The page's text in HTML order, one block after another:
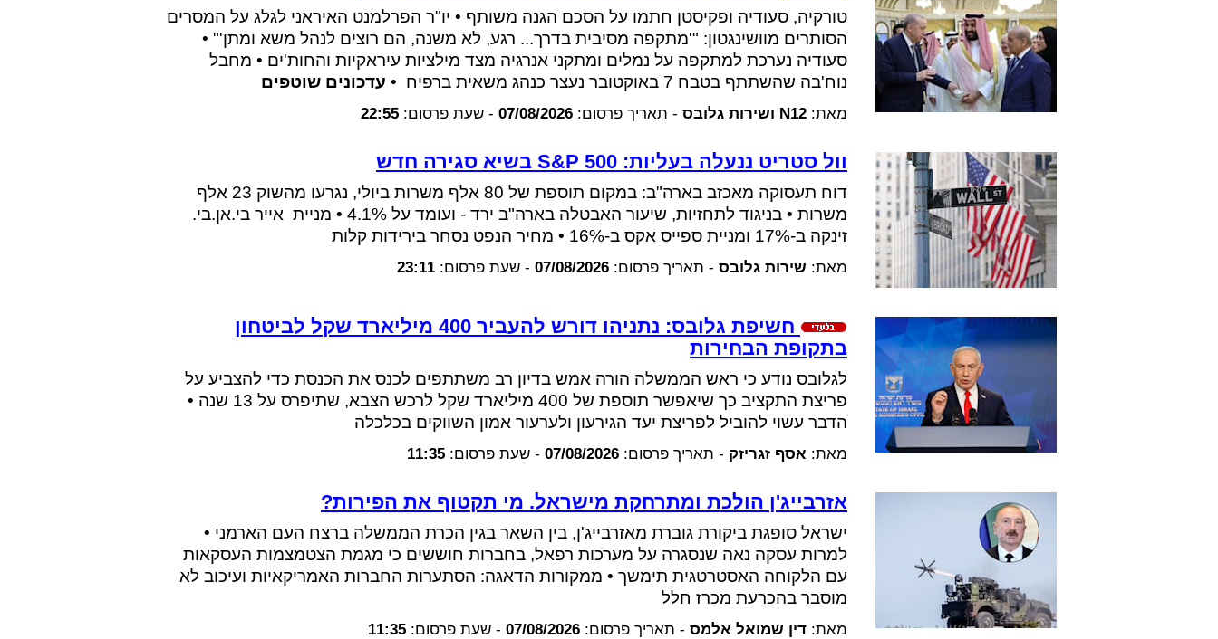
טורקיה, סעודיה ופקיסטן חתמו על הסכם הגנה משותף • יו"ר הפרלמנט האיראני לגלג על המסרים
הסותרים מוושינגטון: "'מתקפה מסיבית בדרך... רגע, לא משנה, הם רוצים לנהל משא ומתן'" •
סעודיה נערכת למתקפה על נמלים ומתקני אנרגיה מצד מילציות עיראקיות והחות'ים • מחבל
נוח'בה שהשתתף בטבח 7 באוקטובר נעצר כנהג משאית ברפיח •
עדכונים שוטפים
מאת: N12 ושירות גלובס - תאריך פרסום: 07/08/2026
- שעת פרסום: 22:55
וול סטריט ננעלה בעליות: S&P 500 בשיא סגירה חדש
דוח תעסוקה מאכזב בארה"ב: במקום תוספת של 80 אלף משרות ביולי, נגרעו מהשוק 23 אלף
משרות • בניגוד לתחזיות, שיעור האבטלה בארה"ב ירד - ועומד על 4.1% • מניית אייר בי.אן.בי.
זינקה ב-17% ומניית ספייס אקס ב-16% • מחיר הנפט נסחר בירידות קלות
מאת: שירות גלובס - תאריך פרסום: 07/08/2026
- שעת פרסום: 23:11
חשיפת גלובס: נתניהו דורש להעביר 400 מיליארד שקל לביטחון
בתקופת הבחירות
לגלובס נודע כי ראש הממשלה הורה אמש בדיון רב משתתפים לכנס את הכנסת כדי להצביע על
פריצת התקציב כך שיאפשר תוספת של 400 מיליארד שקל לרכש הצבא, שתיפרס על 13 שנה •
הדבר עשוי להוביל לפריצת יעד הגירעון ולערעור אמון השווקים בכלכלה
מאת: אסף זגריזק - תאריך פרסום: 07/08/2026
- שעת פרסום: 11:35
אזרבייג'ן הולכת ומתרחקת מישראל. מי תקטוף את הפירות?
ישראל סופגת ביקורת גוברת מאזרבייג'ן, בין השאר בגין הכרת הממשלה ברצח העם הארמני •
למרות עסקה נאה שנסגרה על מערכות רפאל, בחברות חוששים כי מגמת הצטמצמות העסקאות
עם הלקוחה האסטרטגית תימשך • ממקורות הדאגה: הסתערות החברות האמריקאיות ועיכוב לא
מוסבר בהכרעת מכרז חלל
מאת: דין שמואל אלמס - תאריך פרסום: 07/08/2026
- שעת פרסום: 11:35